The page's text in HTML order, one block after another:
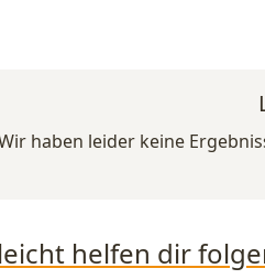
haben leider keine
helfen dir